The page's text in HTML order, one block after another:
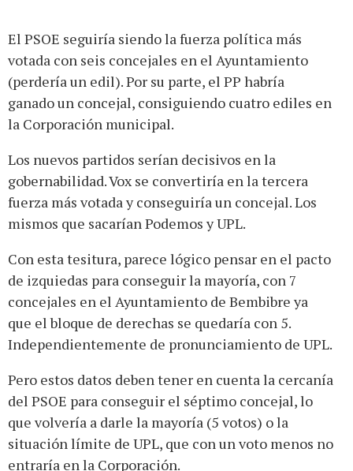
El PSOE seguiría siendo la fuerza política más
votada con seis concejales en el Ayuntamiento
(perdería un edil). Por su parte, el PP habría
ganado un concejal, consiguiendo cuatro ediles en
la Corporación municipal.
Los nuevos partidos serían decisivos en la
gobernabilidad. Vox se convertiría en la tercera
fuerza más votada y conseguiría un concejal. Los
mismos que sacarían Podemos y UPL.
Con esta tesitura, parece lógico pensar en el pacto
de izquiedas para conseguir la mayoría, con 7
concejales en el Ayuntamiento de Bembibre ya
que el bloque de derechas se quedaría con 5.
Independientemente de pronunciamiento de UPL.
Pero estos datos deben tener en cuenta la cercanía
del PSOE para conseguir el séptimo concejal, lo
que volvería a darle la mayoría (5 votos) o la
situación límite de UPL, que con un voto menos no
entraría en la Corporación.